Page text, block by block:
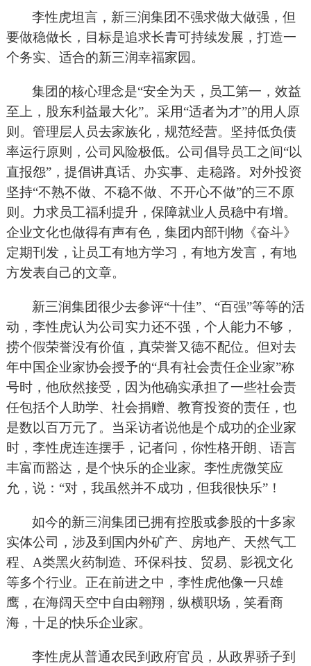
李性虎坦言，新三润集团不强求做大做强，但
要做稳做长，目标是追求长青可持续发展，打造一
个务实、适合的新三润幸福家园。
集团的核心理念是“安全为天，员工第一，效益
至上，股东利益最大化”。采用“适者为才”的用人原
则。管理层人员去家族化，规范经营。坚持低负债
率运行原则，公司风险极低。公司倡导员工之间“以
直报怨”，提倡讲真话、办实事、走稳路。对外投资
坚持“不熟不做、不稳不做、不开心不做”的三不原
则。力求员工福利提升，保障就业人员稳中有增。
企业文化也做得有声有色，集团内部刊物《奋斗》
定期刊发，让员工有地方学习，有地方发言，有地
方发表自己的文章。
新三润集团很少去参评“十佳”、“百强”等等的活
动，李性虎认为公司实力还不强，个人能力不够，
捞个假荣誉没有价值，真荣誉又德不配位。但对去
年中国企业家协会授予的“具有社会责任企业家”称
号时，他欣然接受，因为他确实承担了一些社会责
任包括个人助学、社会捐赠、教育投资的责任，也
是数以百万元了。当采访者说他是个成功的企业家
时，李性虎连连摆手，记者问，你性格开朗、语言
丰富而豁达，是个快乐的企业家。李性虎微笑应
允，说：“对，我虽然并不成功，但我很快乐”！
如今的新三润集团已拥有控股或参股的十多家
实体公司，涉及到国内外矿产、房地产、天然气工
程、A类黑火药制造、环保科技、贸易、影视文化
等多个行业。正在前进之中，李性虎他像一只雄
鹰，在海阔天空中自由翱翔，纵横职场，笑看商
海，十足的快乐企业家。
李性虎从普通农民到政府官员，从政界骄子到